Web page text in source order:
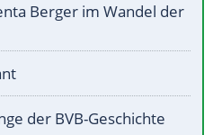
Berger im Wandel der
der BVB-Geschichte